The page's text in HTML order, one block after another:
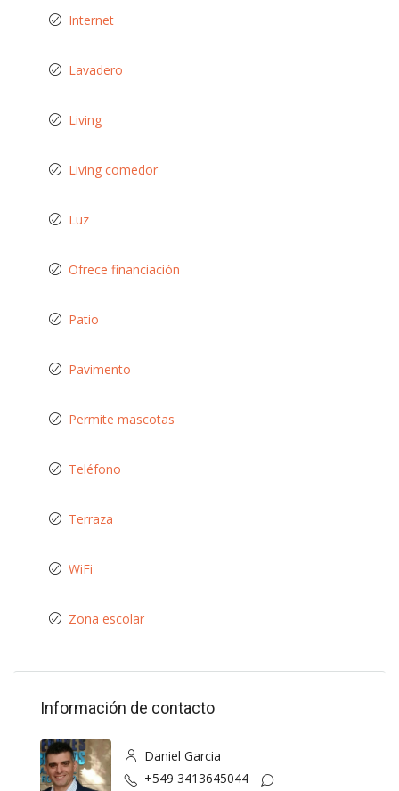
Internet
Lavadero
Living
Living comedor
Luz
Ofrece financiación
Patio
Pavimento
Permite mascotas
Teléfono
Terraza
WiFi
Zona escolar
Información de contacto
Daniel Garcia
+549 3413645044